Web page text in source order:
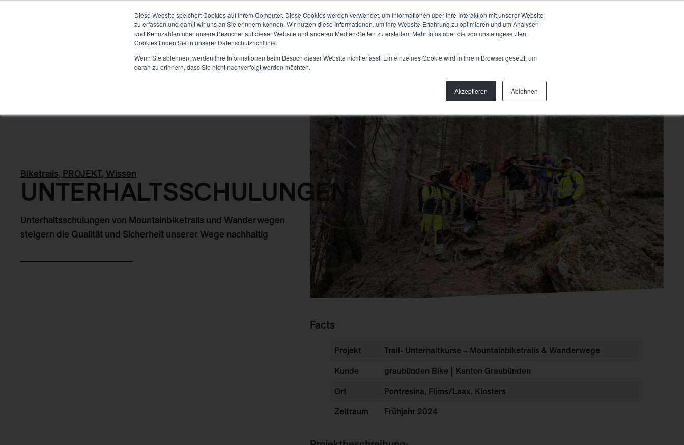
Diese Website speichert Cookies auf Ihrem Computer. Diese Cookies werden verwendet, um Informationen über Ihre Interaktion mit unserer Website
zu erfassen und damit wir uns an Sie erinnern können. Wir nutzen diese Informationen, um Ihre Website-Erfahrung zu optimieren und um Analysen
und Kennzahlen über unsere Besucher auf dieser Website und anderen Medien-Seiten zu erstellen. Mehr Infos über die von uns eingesetzten
Cookies finden Sie in unserer Datenschutzrichtlinie.
Wenn Sie ablehnen, werden Ihre Informationen beim Besuch dieser Website nicht erfasst. Ein einzelnes Cookie wird in Ihrem Browser gesetzt, um
daran zu erinnern, dass Sie nicht nachverfolgt werden möchten.
Akzeptieren Ablehnen
ENTWICKLUNG PLANUNG BAU WISSEN PRODUKTE ABOUT Talk to us
Biketrails, PROJEKT,Wissen
UNTERHALTSSCHULUNGEN
Unterhaltsschulungen von Mountainbiketrails und Wanderwegen
steigern die Qualität und Sicherheit unserer Wege nachhaltig
Facts
Projekt
Trail- Unterhaltkurse – Mountainbiketrails & Wanderwege
Kunde
graubünden Bike | Kanton Graubünden
Ort
Pontresina, Flims/Laax, Klosters
Zeitraum
Frühjahr 2024